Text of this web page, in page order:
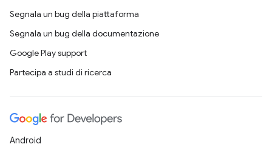
Segnala un bug della piattaforma
Segnala un bug della documentazione
Google Play support
Partecipa a studi di ricerca
Android